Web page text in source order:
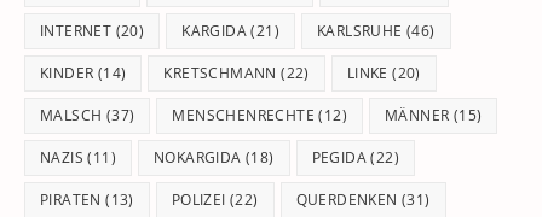
INTERNET (20) KARGIDA(21) KARLSRUHE (46)
KINDER (14) KRETSCHMANN (22) LINKE (20)
MALSCH (37) MENSCHENRECHTE (12) MÄNNER (15)
NAZIS (11) NOKARGIDA (18) PEGIDA(22)
PIRATEN (13) POLIZEI (22) QUERDENKEN (31)